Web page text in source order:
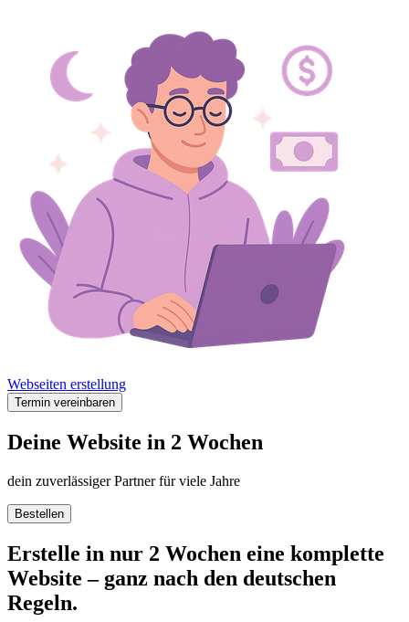
Webseiten erstellung
Termin vereinbaren
Deine Website in 2 Wochen
dein zuverlässiger Partner für viele Jahre
Bestellen
Erstelle in nur 2 Wochen eine komplette
Website – ganz nach den deutschen
Regeln.